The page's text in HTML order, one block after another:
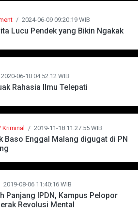
/ 2024-06-09 09:20:19 WIB
Lucu Pendek yang Bikin Ngakak
2020-06-10 04:52:12 WIB
Rahasia Ilmu Telepati
Kriminal / 2019-11-18 11:27:55 WIB
Baso Enggal Malang digugat di PN
2019-08-06 11:40:16 WIB
Panjang IPDN, Kampus Pelopor
Revolusi Mental